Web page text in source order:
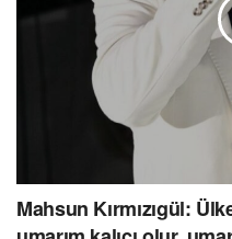
Mahsun Kırmızıgül: